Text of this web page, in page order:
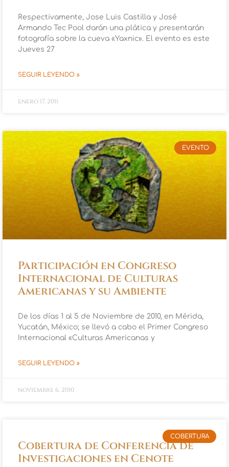
Respectivamente, Jose Luis Castilla y José
Armando Tec Pool darán una plática y presentarán
fotografía sobre la cueva «Yaxnic». El evento es este
Jueves 27
SEGUIR LEYENDO »
enero 17, 2011
EVENTO
Participación en Congreso
Internacional de Culturas
Americanas y su Ambiente
De los días 1 al 5 de Noviembre de 2010, en Mérida,
Yucatán, México; se llevó a cabo el Primer Congreso
Internacional «Culturas Americanas y
SEGUIR LEYENDO »
noviembre 6, 2010
COBERTURA
Cobertura de Conferencia de
Investigaciones en Cenote